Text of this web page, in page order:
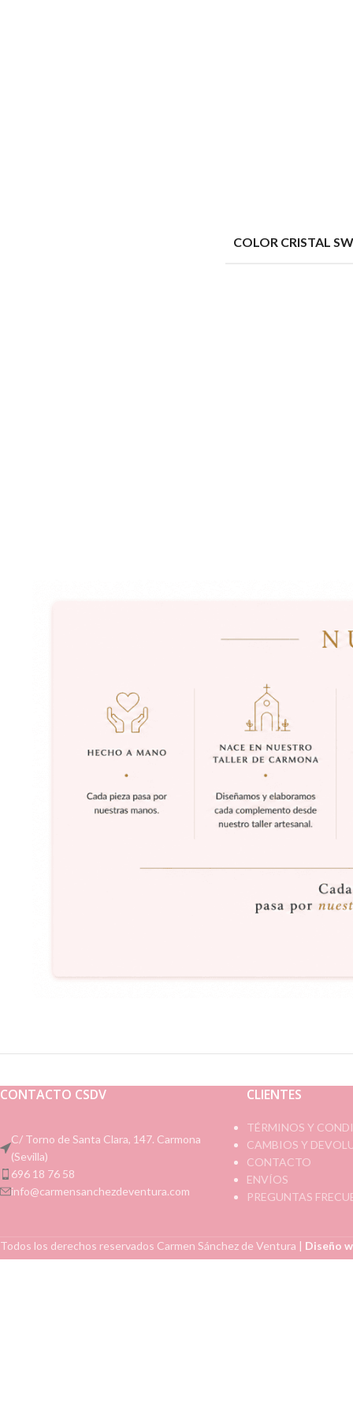
COLOR CRISTAL
CONTACTO CSDV
C/ Torno de Santa Clara, 147. Carmona
(Sevilla)
696 18 76 58
info@carmensanchezdeventura.com
CLIENTES
TÉRMINOS Y
CAMBIOS Y
CONTACTO
ENVÍOS
PREGUNTAS
Todos los derechos reservados Carmen Sánchez de Ventura | Diseño